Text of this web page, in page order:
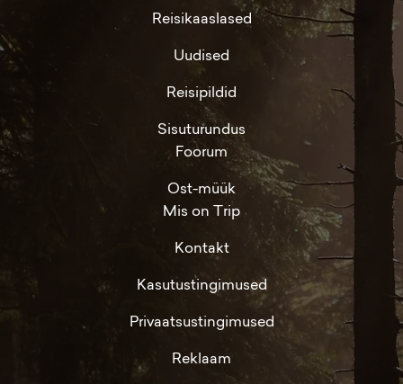
Reisikaaslased
Uudised
Reisipildid
Sisuturundus
Foorum
Ost-müük
Mis on Trip
Kontakt
Kasutustingimused
Privaatsustingimused
Reklaam